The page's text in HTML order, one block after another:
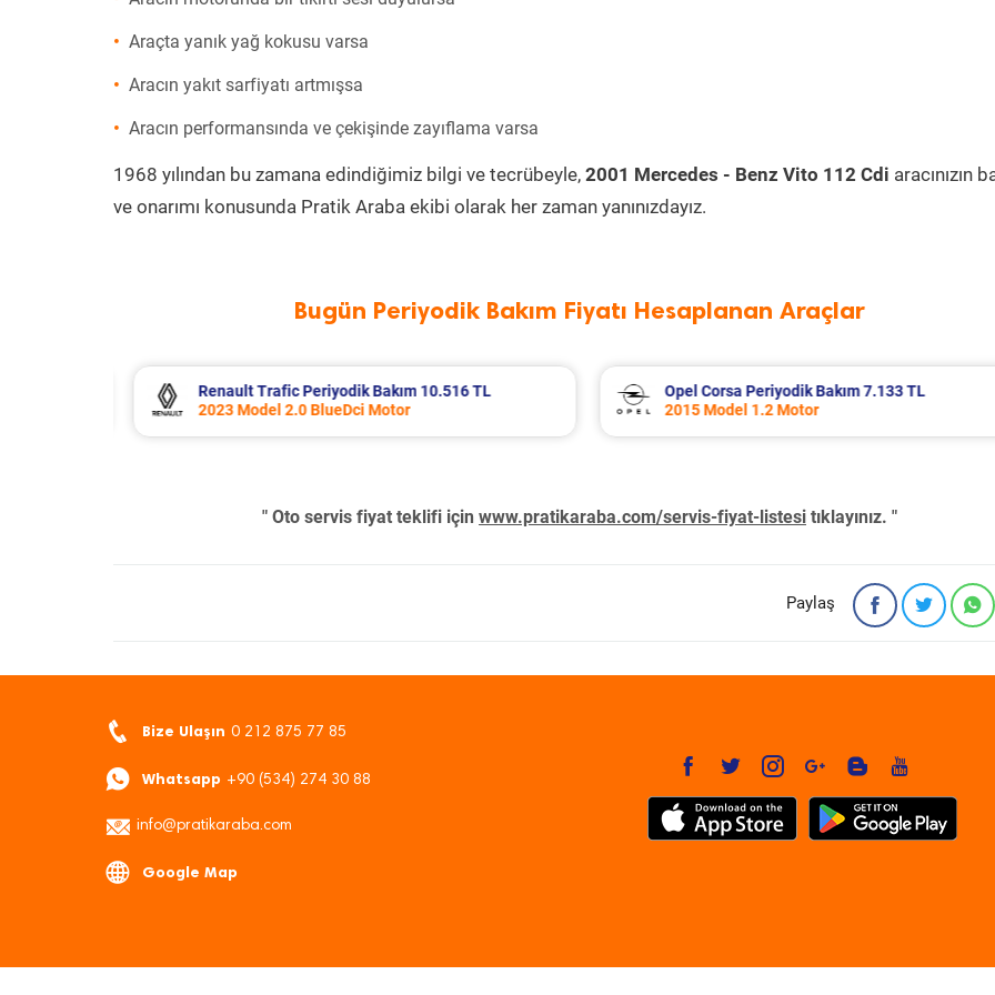
Araçta yanık yağ kokusu varsa
Aracın yakıt sarfiyatı artmışsa
Aracın performansında ve çekişinde zayıflama varsa
1968 yılından bu zamana edindiğimiz bilgi ve tecrübeyle, 2001 Mercedes - Benz Vito 112 Cdi aracınızın
ve onarımı konusunda Pratik Araba ekibi olarak her zaman yanınızdayız.
Bugün Periyodik Bakım Fiyatı Hesaplanan Araçlar
Opel Corsa Periyodik Bakım 7.133 TL
2015 Model 1.2 Motor
Seat Leon Periyodik Bakım 7.335 TL
2016 Model 1.2 Tsi Motor
" Oto servis fiyat teklifi için www.pratikaraba.com/servis-fiyat-listesi tıklayınız. "
Paylaş
Bize Ulaşın 0 212 875 77 85
Whatsapp +90 (534) 274 30 88
info@pratikaraba.com
Google Map